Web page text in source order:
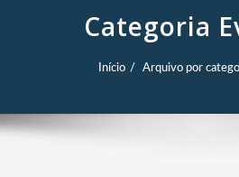
Categoria
Início Arquivo por